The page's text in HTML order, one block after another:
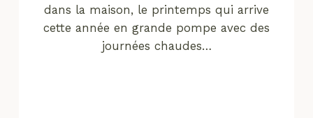
dans la maison, le printemps qui arrive
cette année en grande pompe avec des
journées chaudes…